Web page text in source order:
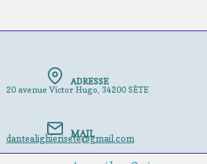
ADRESSE
20 avenue Victor Hugo, 34200 SÈTE
MAIL
dantealighierisete@gmail.com